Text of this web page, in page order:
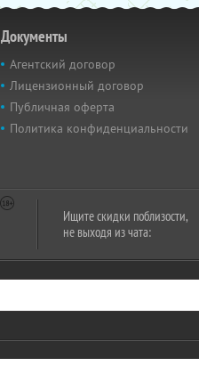
Документы
Агентский договор
Лицензионный договор
Публичная оферта
Политика конфиденциальности
Ищите скидки поблизости,
не выходя из чата: